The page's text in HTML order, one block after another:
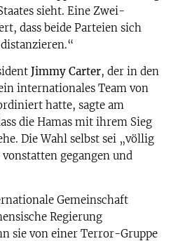
sieht. Eine Zwei-
dass beide Parteien sich
Jimmy Carter, der in den
internationales Team von
hatte, sagte am
die Hamas mit ihrem Sieg
Die Wahl selbst sei „völlig
gegangen und
Gemeinschaft
Regierung
sie von einer Terror-Gruppe